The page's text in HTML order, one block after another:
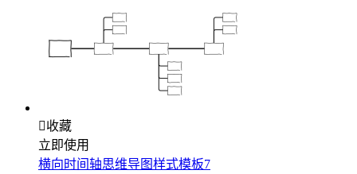
收藏
立即使用
横向时间轴思维导图样式模板7